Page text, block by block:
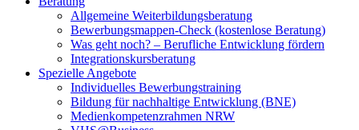
Allgemeine Weiterbildungsberatung
Bewerbungsmappen-Check (kostenlose Beratung)
Was geht noch? – Berufliche Entwicklung fördern
Integrationskursberatung
Spezielle Angebote
Individuelles Bewerbungstraining
Bildung für nachhaltige Entwicklung (BNE)
Medienkompetenzrahmen NRW